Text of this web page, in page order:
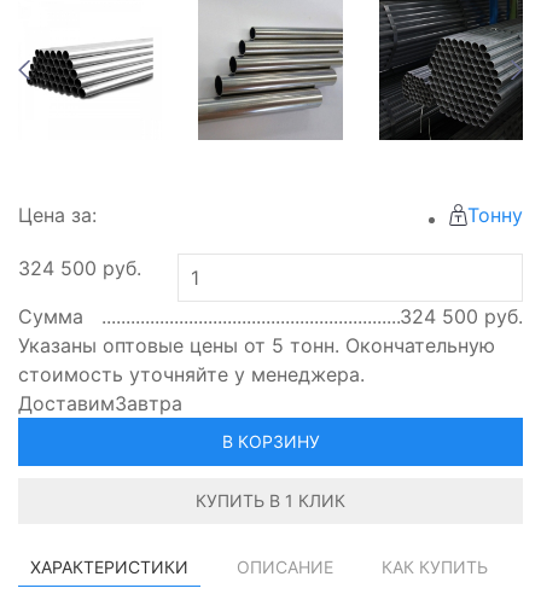
Цена за: Тонну
324 500 руб.
Сумма
324 500 руб.
Указаны оптовые цены от 5 тонн. Окончательную
стоимость уточняйте у менеджера.
ДоставимЗавтра
В КОРЗИНУ
КУПИТЬ В 1 КЛИК
ХАРАКТЕРИСТИКИ ОПИСАНИЕ
КАК КУПИТЬ